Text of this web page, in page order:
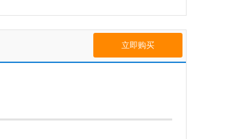
立即购买